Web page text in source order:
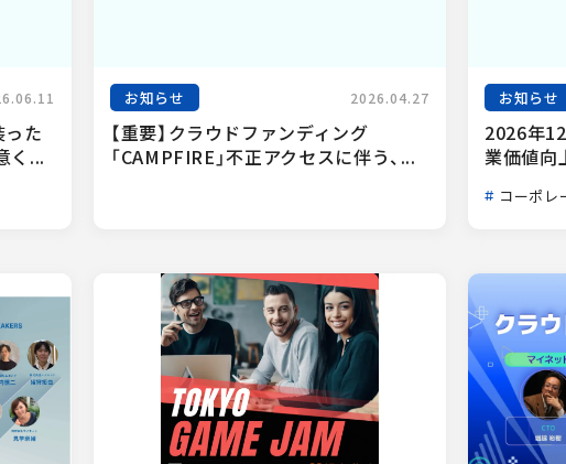
った
く...
お知らせ 2026.04.27
【重要】クラウドファンディング
「CAMPFIRE」不正アクセスに伴う、...
お知らせ
2026年
業価値向
コーポレ